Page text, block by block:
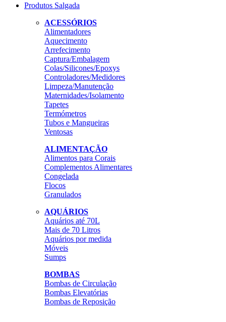
Produtos Salgada
ACESSÓRIOS
Alimentadores
Aquecimento
Arrefecimento
Captura/Embalagem
Colas/Silicones/Epoxys
Controladores/Medidores
Limpeza/Manutenção
Maternidades/Isolamento
Tapetes
Termómetros
Tubos e Mangueiras
Ventosas
ALIMENTAÇÃO
Alimentos para Corais
Complementos Alimentares
Congelada
Flocos
Granulados
AQUÁRIOS
Aquários até 70L
Mais de 70 Litros
Aquários por medida
Móveis
Sumps
BOMBAS
Bombas de Circulação
Bombas Elevatórias
Bombas de Reposição